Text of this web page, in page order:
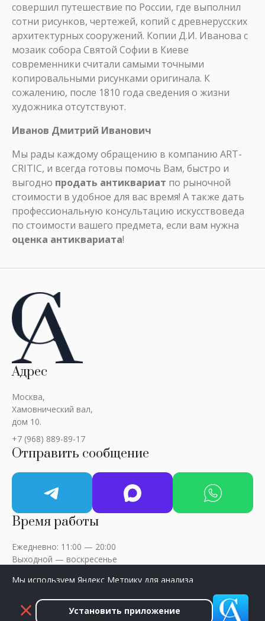
совершил путешествие по России, где выполнил
сотни рисунков, чертежей, копий с древнерусских
архитектурных сооружений. Копии Д.И. Иванова с
мозаик собора Святой Софии в Киеве
современники считали самыми точными
копировальными рисунками оригинала. К
сожалению, после 1810 года сведения о жизни
художника отсутствуют.
Иванов Дмитрий Иванович
Мы рады каждому обращению в компанию ART-
CRITIC, и всегда готовы помочь Вам, быстро и
выгодно продать антиквариат по рыночной
стоимости в удобное для вас время! А также дать
профессиональную консультацию искусствоведа
по стоимости вашего предмета, если вам нужна
оценка антиквариата!
Адрес
Москва,
Хамовнический вал,
дом 10.
+7 (968) 889-89-17
Отправить сообщение
Время работы
Ежедневно: 11:00 — 20:00
Выходной — воскресенье
ART-CRITIC © 2018 - 2026 / Все права защищены
Установить приложение
Мы используем Яндекс Метрику для анализа
разрешить сбор данных.